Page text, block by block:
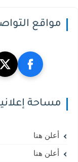
مواقع
مساحة
أعلن هنا
أعلن هنا